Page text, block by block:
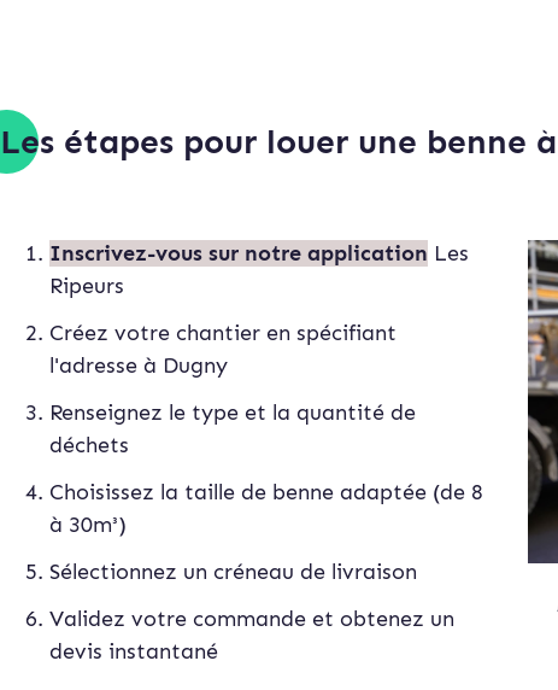
Les étapes pour louer une benne
Inscrivez-vous sur notre application Les
Ripeurs
Créez votre chantier en spécifiant
l'adresse à Dugny
Renseignez le type et la quantité de
déchets
Choisissez la taille de benne adaptée (de 8
à 30m³)
Sélectionnez un créneau de livraison
Validez votre commande et obtenez un
devis instantané